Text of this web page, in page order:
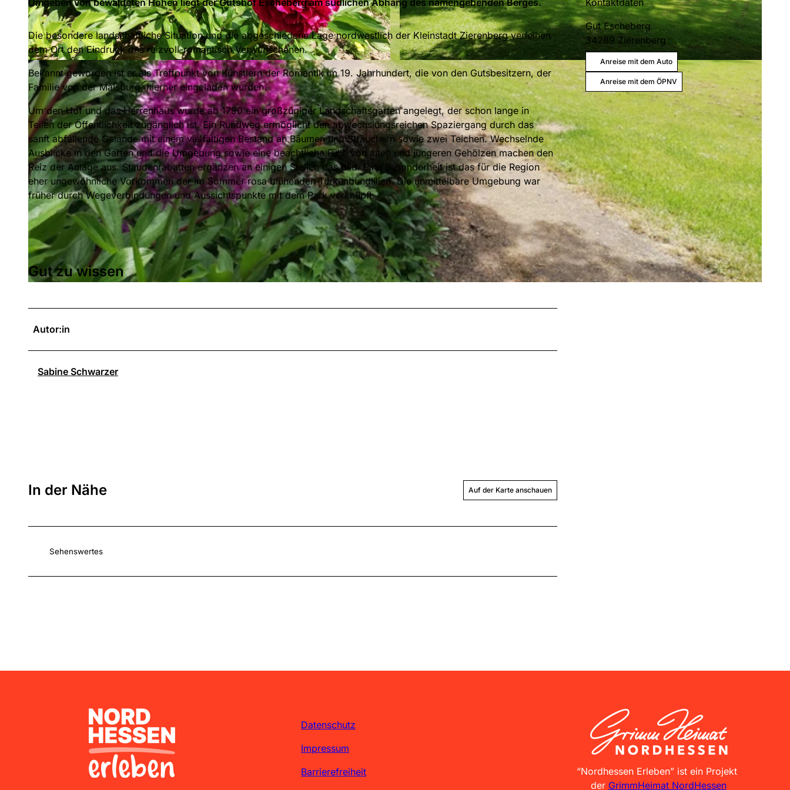
© Naturpark Habichtswald | CC-BY © Naturpark Habichtwald | CC-BY
Die besondere landschaftliche Situation und die abgeschiedene Lage nordwestlich der Kleinstadt Zierenberg verleihen
dem Ort den Eindruck des reizvoll-romantisch Verwunschenen.
Bekannt geworden ist er als Treffpunkt von Künstlern der Romantik im 19. Jahrhundert, die von den Gutsbesitzern, der
Familie von der Malsburg, hierher eingeladen wurden.
Um den Hof und das Herrenhaus wurde ab 1790 ein großzügiger Landschaftsgarten angelegt, der schon lange in
Teilen der Öffentlichkeit zugänglich ist. Ein Rundweg ermöglicht den abwechslungsreichen Spaziergang durch das
sanft abfallende Gelände mit einem vielfältigen Bestand an Bäumen und Sträuchern sowie zwei Teichen. Wechselnde
Ausblicke in den Garten und die Umgebung sowie eine beachtliche Fülle von alten und jüngeren Gehölzen machen den
Reiz der Anlage aus. Staudenrabatten ergänzen an einigen Stellen das Bild. Eine Besonderheit ist das für die Region
eher ungewöhnliche Vorkommen der im Sommer rosa blühenden Türkenbundlilien. Die unmittelbare Umgebung war
früher durch Wegeverbindungen und Aussichtspunkte mit dem Park verknüpft.
Gut zu wissen
Autor:in
Sabine Schwarzer
In der Nähe Auf der Karte anschauen
Sehenswertes
Gut Escheberg
34289 Zierenberg
Anreise mit dem Auto
Anreise mit dem ÖPNV
Nordhessen Erleben
Datenschutz
Impressum
Barrierefreiheit
GrimmHeimat NordHessen
“Nordhessen Erleben” ist ein Projekt
der GrimmHeimat NordHessen